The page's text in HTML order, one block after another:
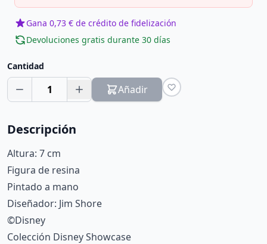
Gana 0,73 € de crédito de fidelización
Devoluciones gratis durante 30 días
Cantidad
1 Añadir
Descripción
Altura: 7 cm
Figura de resina
Pintado a mano
Diseñador: Jim Shore
©Disney
Colección Disney Showcase